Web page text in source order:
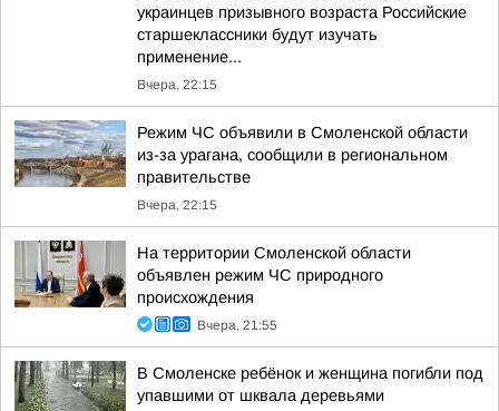
украинцев призывного возраста Российские
старшеклассники будут изучать
применение...
Вчера, 22:15
Режим ЧС объявили в Смоленской области
из-за урагана, сообщили в региональном
правительстве
Вчера, 22:15
На территории Смоленской области
объявлен режим ЧС природного
происхождения
Вчера, 21:55
В Смоленске ребёнок и женщина погибли под
упавшими от шквала деревьями